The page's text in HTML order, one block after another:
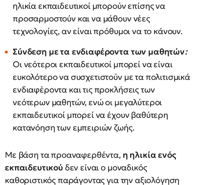
ηλικία εκπαιδευτικοί μπορούν επίσης να
προσαρμοστούν και να μάθουν νέες
τεχνολογίες, αν είναι πρόθυμοι να το κάνουν.
Σύνδεση με τα ενδιαφέροντα των μαθητών:
Οι νεότεροι εκπαιδευτικοί μπορεί να είναι
ευκολότερο να συσχετιστούν με τα πολιτισμικά
ενδιαφέροντα και τις προκλήσεις των
νεότερων μαθητών, ενώ οι μεγαλύτεροι
εκπαιδευτικοί μπορεί να έχουν βαθύτερη
κατανόηση των εμπειριών ζωής.
Με βάση τα προαναφερθέντα, η ηλικία ενός
εκπαιδευτικού δεν είναι ο μοναδικός
καθοριστικός παράγοντας για την αξιολόγηση